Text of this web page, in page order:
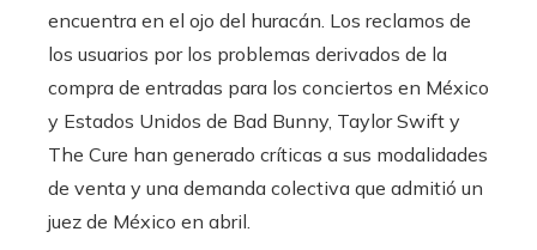
encuentra en el ojo del huracán. Los reclamos de
los usuarios por los problemas derivados de la
compra de entradas para los conciertos en México
y Estados Unidos de Bad Bunny, Taylor Swift y
The Cure han generado críticas a sus modalidades
de venta y una demanda colectiva que admitió un
juez de México en abril.